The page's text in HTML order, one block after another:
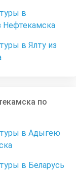
в
в Ялту из
по
в Адыгею
в Беларусь